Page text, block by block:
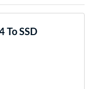
To SSD